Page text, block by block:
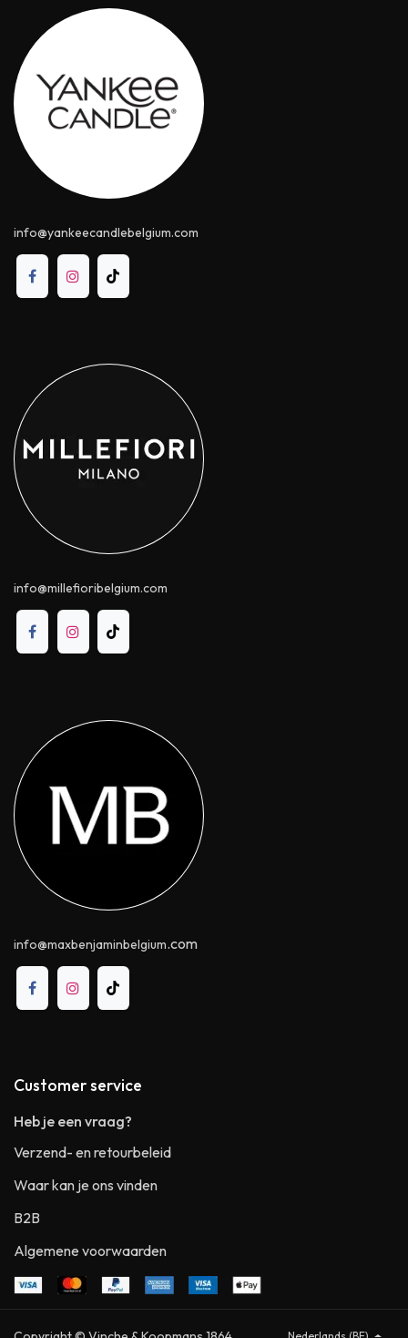
info@yankeecandle​belgium.com
info@millefioribelgium.com
info@maxbenjaminbelgium.com
Customer service
Heb je een vraag?
Verzend- en retourbeleid
Waar kan je ons vinden
B2B
Algemene voorwaarden